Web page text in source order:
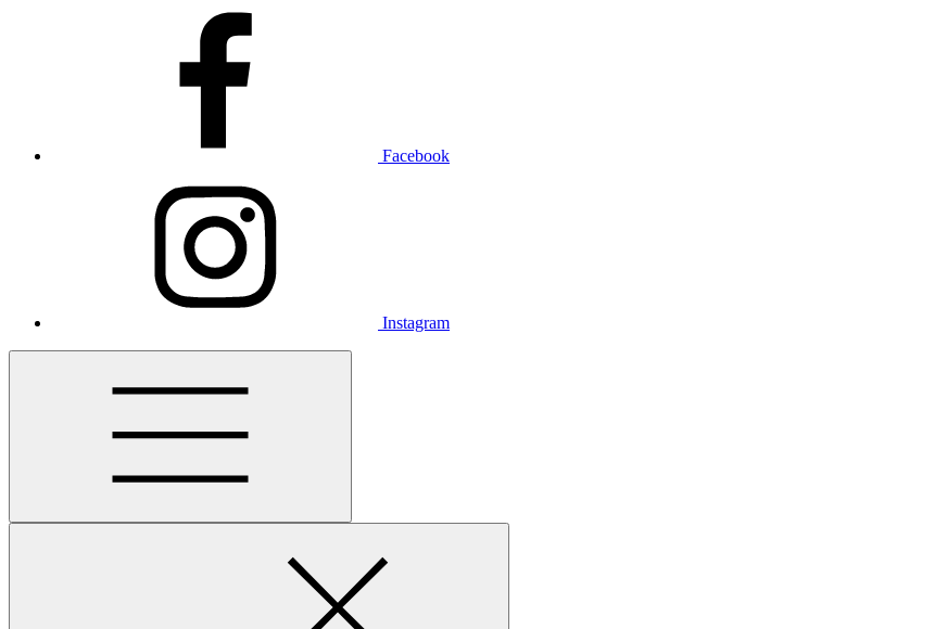
Facebook
Instagram